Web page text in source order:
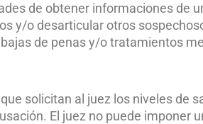
de obtener informaciones de
y/o desarticular otros
de penas y/o tratamientos
solicitan al juez los niveles de
El juez no puede imponer